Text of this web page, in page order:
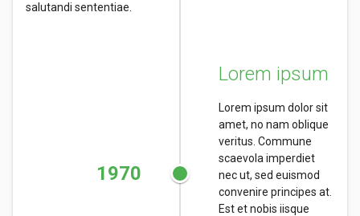
salutandi sententiae.
Lorem ipsum
Lorem ipsum dolor sit
amet, no nam oblique
veritus. Commune
scaevola imperdiet
nec ut, sed euismod
convenire principes at.
Est et nobis iisque
1970